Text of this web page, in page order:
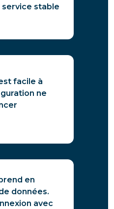
service stable
facile à
ne
en
données.
avec